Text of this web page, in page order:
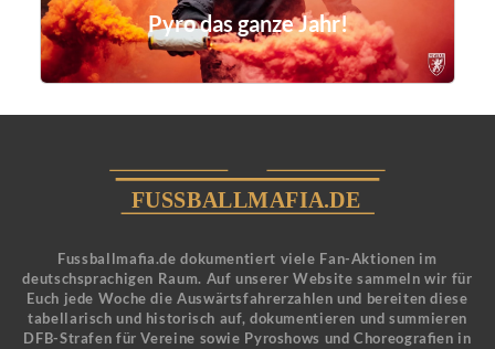
Pyro das ganze Jahr!
Fussballmafia.de dokumentiert viele Fan-Aktionen im
deutschsprachigen Raum. Auf unserer Website sammeln wir für
Euch jede Woche die Auswärtsfahrerzahlen und bereiten diese
tabellarisch und historisch auf, dokumentieren und summieren
DFB-Strafen für Vereine sowie Pyroshows und Choreografien in